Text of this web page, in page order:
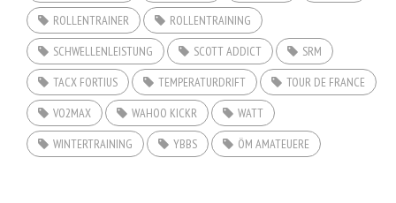
ROLLENTRAINER
ROLLENTRAINING
SCHWELLENLEISTUNG
SCOTT ADDICT
SRM
TACX FORTIUS
TEMPERATURDRIFT
TOUR DE FRANCE
VO2MAX
WAHOO KICKR
WATT
WINTERTRAINING
YBBS ÖM AMATEUERE